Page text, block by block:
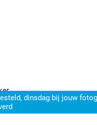
dinsdag bij jouw